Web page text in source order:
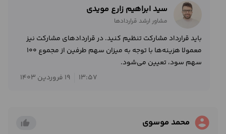
سید ابراهیم زارع مویدی
مشاور ارشد قراردادها
باید قرارداد مشارکت تنظیم کنید. در قراردادهای مشارکت نیز
معمولا هزینه‌ها با توجه به میزان سهم طرفین از مجموع 100
سهم سود، تعیین می‌شود.
13:57
19 فروردین 1403
account_circle محمد موسوی thumb_up_alt